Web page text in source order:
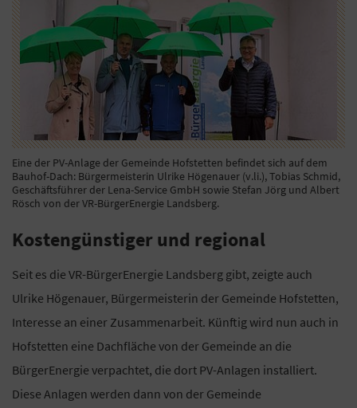
Eine der PV-Anlage der Gemeinde Hofstetten befindet sich auf dem
Bauhof-Dach: Bürgermeisterin Ulrike Högenauer (v.li.), Tobias Schmid,
Geschäftsführer der Lena-Service GmbH sowie Stefan Jörg und Albert
Rösch von der VR-BürgerEnergie Landsberg.
Kostengünstiger und regional
Seit es die VR-BürgerEnergie Landsberg gibt, zeigte auch
Ulrike Högenauer, Bürgermeisterin der Gemeinde Hofstetten,
Interesse an einer Zusammenarbeit. Künftig wird nun auch in
Hofstetten eine Dachfläche von der Gemeinde an die
BürgerEnergie verpachtet, die dort PV-Anlagen installiert.
Diese Anlagen werden dann von der Gemeinde